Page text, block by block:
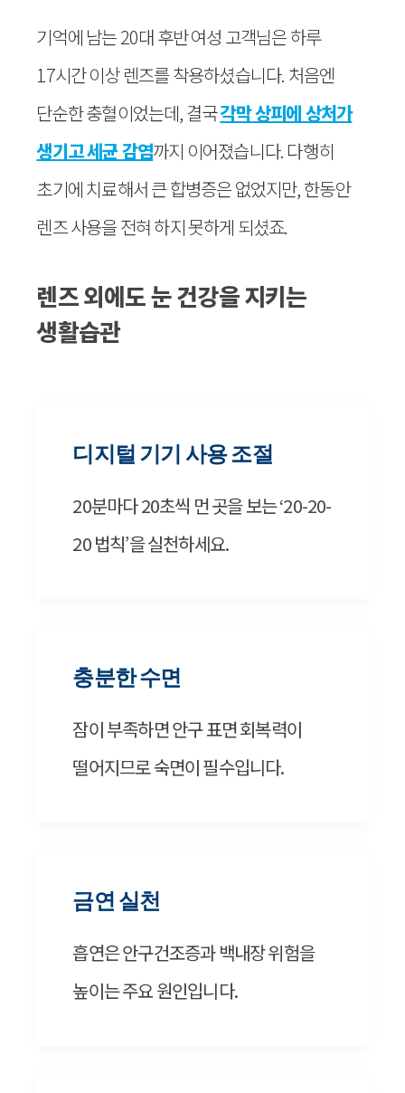
기억에 남는 20대 후반 여성 고객님은 하루
17시간 이상 렌즈를 착용하셨습니다. 처음엔
단순한 충혈이었는데, 결국각막 상피에 상처가
생기고 세균 감염까지 이어졌습니다. 다행히
초기에 치료해서 큰 합병증은 없었지만, 한동안
렌즈 사용을 전혀 하지 못하게 되셨죠.
렌즈 외에도 눈 건강을 지키는
생활습관
디지털 기기 사용 조절
20분마다 20초씩 먼 곳을 보는 ‘20-20-
20 법칙’을 실천하세요.
충분한 수면
잠이 부족하면 안구 표면 회복력이
떨어지므로 숙면이 필수입니다.
금연 실천
흡연은 안구건조증과 백내장 위험을
높이는 주요 원인입니다.